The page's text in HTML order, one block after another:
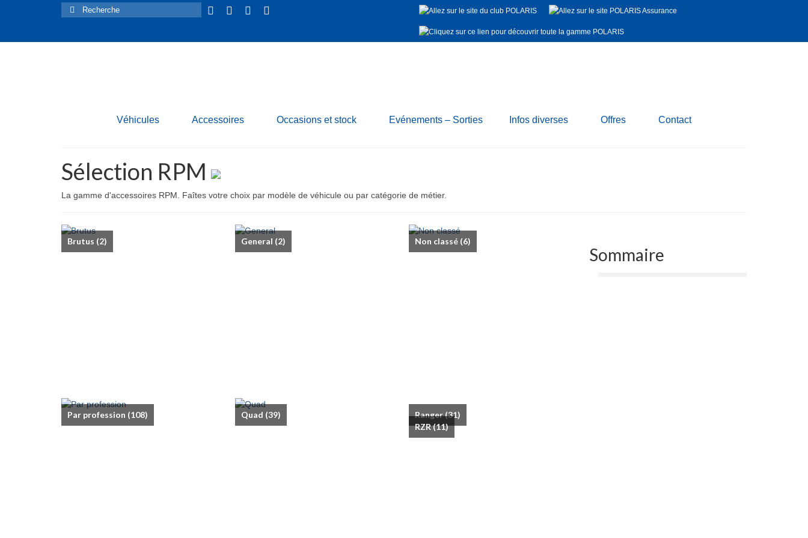
Rechercher :
Véhicules Accessoires Occasions et stock Evénements – Sorties Infos diverses Offres Contact
Sélection RPM
La gamme d'accessoires RPM. Faîtes votre choix par modèle de véhicule ou par catégorie de métier.
Brutus (2) General (2) Non classé (6)
Par profession (108) Quad (39) Ranger(31)
RZR(11)
Sommaire